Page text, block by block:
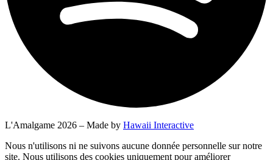
L'Amalgame 2026 – Made by Hawaii Interactive
Nous n'utilisons ni ne suivons aucune donnée personnelle sur notre
site. Nous utilisons des cookies uniquement pour améliorer